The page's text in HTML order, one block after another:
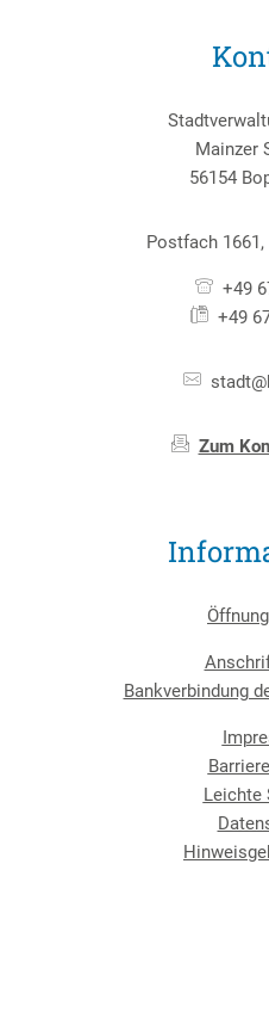
Mainzer
56154
Postfach
+49
+49
Zum
Bankverbindung
Leichte